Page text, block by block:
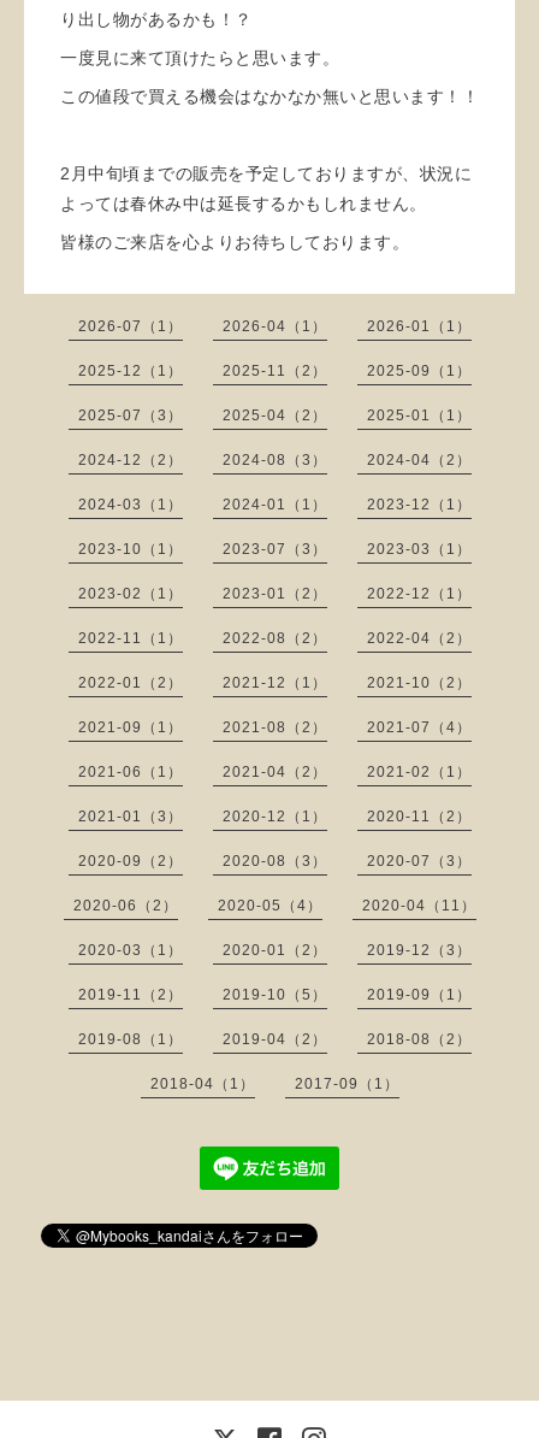
り出し物があるかも！？
一度見に来て頂けたらと思います。
この値段で買える機会はなかなか無いと思います！！
2月中旬頃までの販売を予定しておりますが、状況に
よっては春休み中は延長するかもしれません。
皆様のご来店を心よりお待ちしております。
2026-07（1） 2026-04（1） 2026-01（1）
2025-12（1） 2025-11（2） 2025-09（1）
2025-07（3） 2025-04（2） 2025-01（1）
2024-12（2） 2024-08（3） 2024-04（2）
2024-03（1） 2024-01（1） 2023-12（1）
2023-10（1） 2023-07（3） 2023-03（1）
2023-02（1） 2023-01（2） 2022-12（1）
2022-11（1） 2022-08（2） 2022-04（2）
2022-01（2） 2021-12（1） 2021-10（2）
2021-09（1） 2021-08（2） 2021-07（4）
2021-06（1） 2021-04（2） 2021-02（1）
2021-01（3） 2020-12（1） 2020-11（2）
2020-09（2） 2020-08（3） 2020-07（3）
2020-06（2） 2020-05（4） 2020-04（11）
2020-03（1） 2020-01（2） 2019-12（3）
2019-11（2） 2019-10（5） 2019-09（1）
2019-08（1） 2019-04（2） 2018-08（2）
2018-04（1） 2017-09（1）